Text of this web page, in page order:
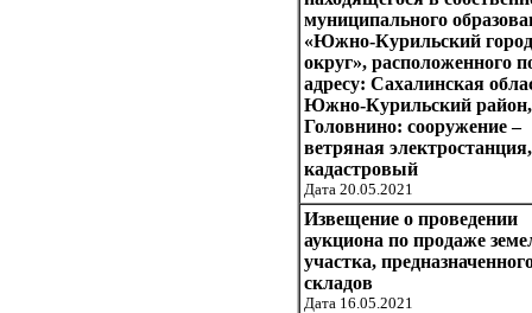
муниципального
«Южно-Курильский
округ», расположенного
адресу: Сахалинская
Южно-Курильский район,
Головнино: сооружение –
ветряная электростанция,
кадастровый
Дата 20.05.2021
Извещение о проведении
аукциона по продаже
участка,
складов
Дата 16.05.2021